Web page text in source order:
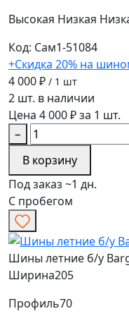
Высокая Низкая
Код: Сам1-51084
+Скидка 20% на
4 000 ₽ / 1 шт
2 шт. в наличии
Цена 4 000 ₽ за 1 шт.
−
В корзину
Под заказ ~1 дн.
С пробегом
Шины летние б/у
Ширина205
Профиль70